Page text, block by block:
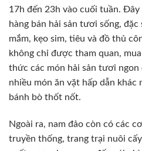
17h đến 23h vào cuối tuần.
hàng bán hải sản tươi sống,
mắm, kẹo sim, tiêu và đồ thủ
không chỉ được tham quan,
thức các món hải sản tươi
nhiều món ăn vặt hấp dẫn khác
bánh bò thốt nốt.
Ngoài ra, nam đảo còn có các
truyền thống, trang trại nuôi